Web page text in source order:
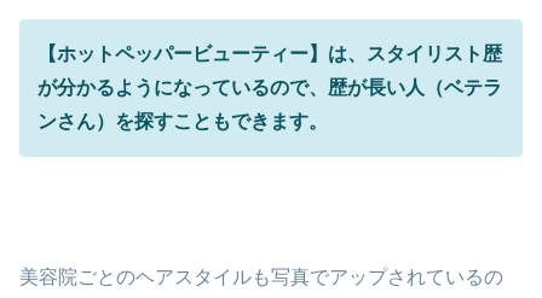
【ホットペッパービューティー】は、スタイリスト歴
が分かるようになっているので、歴が長い人（ベテラ
ンさん）を探すこともできます。
美容院ごとのヘアスタイルも写真でアップされているの